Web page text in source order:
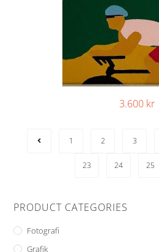
3.600 kr
1 2 3
23 24 25
PRODUCT CATEGORIES
Fotografi
Grafik